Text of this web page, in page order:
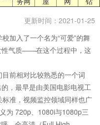
更新时间：2021-01-25
加入了一个名为“可爱”的舞
性气质——在这个过程中，这
目前相对比较熟悉的一个词
，最早是由美国电影电视工
准，视频监控领域同样也广
为 720p、1080i与1080p三